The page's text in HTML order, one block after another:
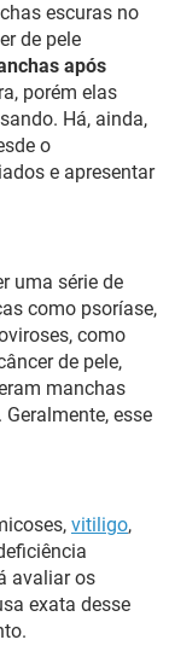
escuras no
de pele
após
porém elas
Há, ainda,
o
e apresentar
uma série de
como psoríase,
como
de pele,
manchas
esse
vitiligo,
avaliar os
exata desse